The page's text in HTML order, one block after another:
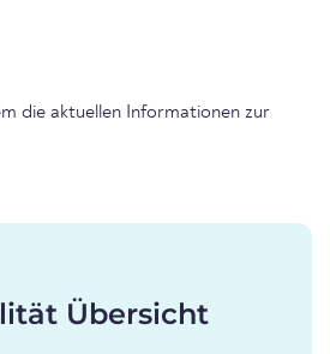
die aktuellen Informationen zur
Übersicht